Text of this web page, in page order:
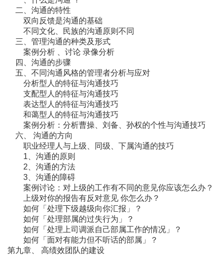
二、沟通的特性
双向反馈是沟通的基础
不同文化、民族的沟通原则不同
三、管理沟通的种类及形式
案例分析 、讨论 录像分析
四、沟通的步骤
五、不同沟通风格的管理者分析与应对
分析型人的特征与沟通技巧
支配型人的特征与沟通技巧
表达型人的特征与沟通技巧
和蔼型人的特征与沟通技巧
案例分析：分析曹操、刘备、孙权的个性与沟通技巧
六、 沟通的方向
职业经理人与上级、同级、下属沟通的技巧
1、沟通的原则
2、沟通的方法
3、沟通的障碍
案例讨论：对上级的工作有不同的意见你应该怎么办？
上级对你的报告有反对意见 你怎么办？
如何「处理下级越级向你汇报」？
如何「处理部属的过失行为」？
如何「处理上司调派自己部属工作的情况」？
如何「面对有能力但不听话的部属」？
第九章、 高绩效团队的建设